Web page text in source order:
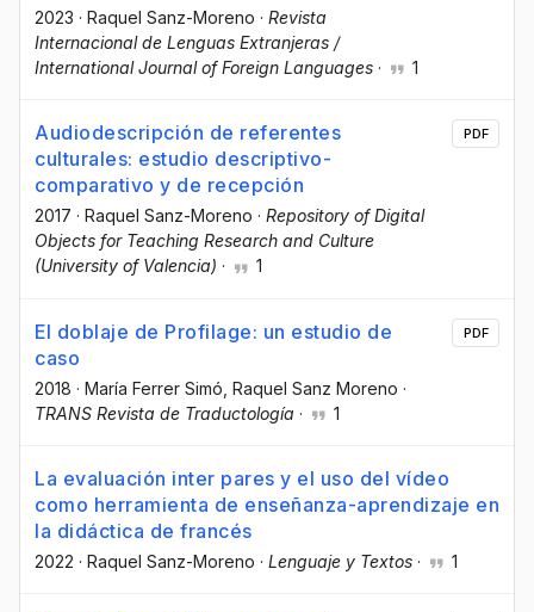
2023 · Raquel Sanz-Moreno · Revista
Internacional de Lenguas Extranjeras /
International Journal of Foreign Languages · 1
Audiodescripción de referentes
culturales: estudio descriptivo-
comparativo y de recepción
2017 · Raquel Sanz-Moreno · Repository of Digital
Objects for Teaching Research and Culture
(University of Valencia) · 1
PDF
El doblaje de Profilage: un estudio de
caso
2018 · María Ferrer Simó , Raquel Sanz Moreno ·
TRANS Revista de Traductología · 1
PDF
La evaluación inter pares y el uso del vídeo
como herramienta de enseñanza-aprendizaje en
la didáctica de francés
2022 · Raquel Sanz-Moreno · Lenguaje y Textos · 1